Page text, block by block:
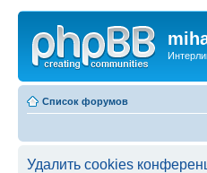
Список форумов
Удалить cookies